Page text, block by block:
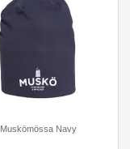
Muskömössa Navy